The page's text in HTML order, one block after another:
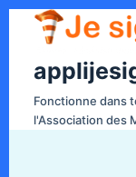
Fonctionne dans
l'Association des